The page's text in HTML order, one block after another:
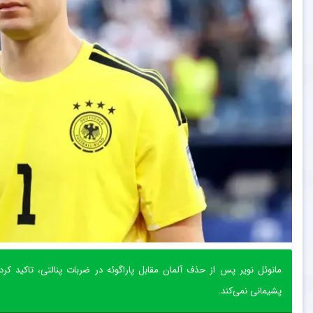
‏مانوئل نویر پس از حذف آلمان مقابل پاراگوئه در ضربات پنالتی،
پشیمانی نمی‌کند.